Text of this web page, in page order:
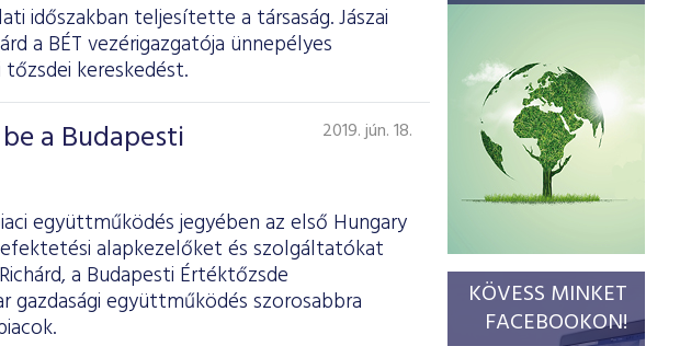
időszakban teljesítette a társaság. Jászai
a BÉT vezérigazgatója ünnepélyes
kereskedést.
a Budapesti
2019. jún. 18.
együttműködés jegyében az első Hungary
alapkezelőket és szolgáltatókat
a Budapesti Értéktőzsde
gazdasági együttműködés szorosabbra
KÖVESS MINKET
FACEBOOKON!